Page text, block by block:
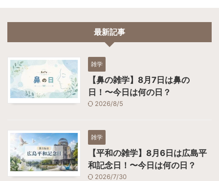
最新記事
雑学
【鼻の雑学】8月7日は鼻の
日！〜今日は何の日？
2026/8/5
雑学
【平和の雑学】8月6日は広島平
和記念日！〜今日は何の日？
2026/7/30